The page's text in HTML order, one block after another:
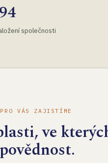
společnosti
VÁS ZAJISTÍME
ve